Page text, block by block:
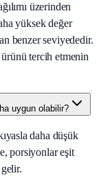
üzerinden
yüksek değer
benzer seviyededir.
tercih etmenin
uygun olabilir?
daha düşük
porsiyonlar eşit